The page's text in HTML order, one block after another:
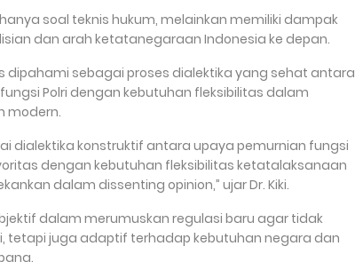
soal teknis hukum, melainkan memiliki dampak
dan arah ketatanegaraan Indonesia ke depan.
dipahami sebagai proses dialektika yang sehat antara
Polri dengan kebutuhan fleksibilitas dalam
modern.
dialektika konstruktif antara upaya pemurnian fungsi
dengan kebutuhan fleksibilitas ketatalaksanaan
dalam dissenting opinion,” ujar Dr. Kiki.
dalam merumuskan regulasi baru agar tidak
tetapi juga adaptif terhadap kebutuhan negara dan